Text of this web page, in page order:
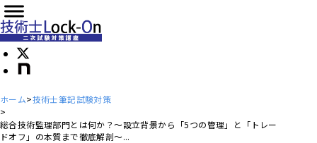
ホーム 技術士筆記試験対策
総合技術監理部門とは何か？～設立背景から「5つの管理」と「トレー
ドオフ」の本質まで徹底解剖～...